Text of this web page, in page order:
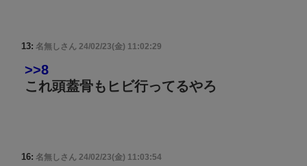
13: 名無しさん 24/02/23(金) 11:02:29
>>8
これ頭蓋骨もヒビ行ってるやろ
16: 名無しさん 24/02/23(金) 11:03:54